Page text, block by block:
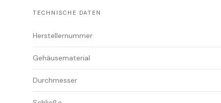
TECHNISCHE DATEN
Herstellernummer
Gehäusematerial
Durchmesser